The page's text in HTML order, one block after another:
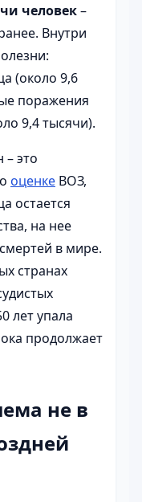
человек–
Внутри
(около 9,6
поражения
9,4 тысячи).
– это
оценке ВОЗ,
остается
на нее
в мире.
странах
лет упала
продолжает
не в